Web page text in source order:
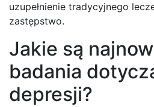
uzupełnienie tradycyjnego
zastępstwo.
Jakie są
badania
depresji?